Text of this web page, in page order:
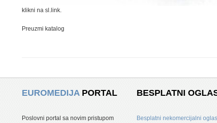
klikni na sl.link.
Preuzmi katalog
EUROMEDIJAPORTAL
Poslovni portal sa novim pristupom
BESPLATNI
Besplatni nekomercijalni